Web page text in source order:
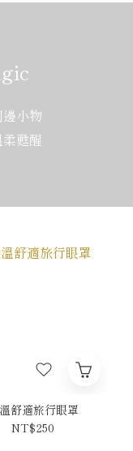
小物
甦醒
舒適旅行眼罩
NT$250